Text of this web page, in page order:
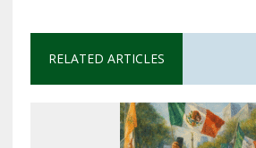
RELATED ARTICLES